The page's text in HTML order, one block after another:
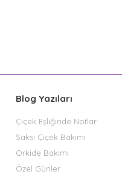
Blog Yazıları
Çiçek Eşliğinde Notlar
Saksı Çiçek Bakımı
Orkide Bakımı
Özel Günler